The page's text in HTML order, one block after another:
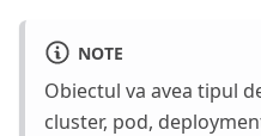
NOTE
Obiectul va avea tipul
cluster, pod,